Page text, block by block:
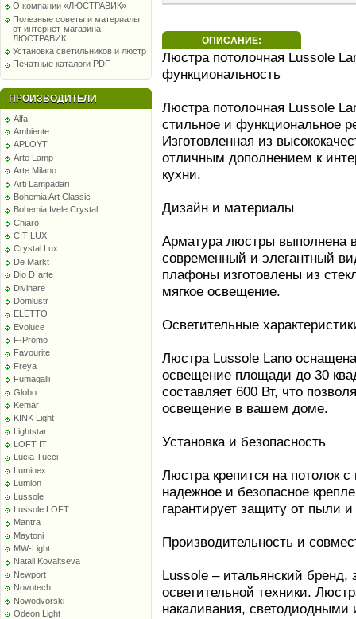
О компании «ЛЮСТРАВИК»
Полезные советы и материалы
от интернет-магазина
ЛЮСТРАВИК
Установка светильников и люстр
Печатные каталоги PDF
ПРОИЗВОДИТЕЛИ
Alfa
Ambiente
APLOYT
Arte Lamp
Arte Milano
Arti Lampadari
Bohemia Art Classic
Bohemia Ivele Crystal
Chiaro
CITILUX
Crystal Lux
De Markt
Dio D`arte
Divinare
Domlustr
ELETTO
Evoluce
F-Promo
Favourite
Freya
Fumagalli
Globo
Kemar
KINK Light
Lightstar
LOFT IT
Lucia Tucci
Luminex
Lumion
Lussole
Lussole LOFT
Mantra
Maytoni
MW-Light
Natali Kovaltseva
Newport
Novotech
Nowodvorski
Odeon Light
ОПИСАНИЕ:
Люстра потолочная Lussole
функциональность
Люстра потолочная Lussole
стильное и функциональное
Изготовленная из
отличным дополнением к
кухни.
Дизайн и материалы
Арматура люстры выполнена
современный и элегантный
плафоны изготовлены из
мягкое освещение.
Осветительные
Люстра Lussole Lano
освещение площади до 30
составляет 600 Вт, что
освещение в вашем доме.
Установка и безопасность
Люстра крепится на потолок
надежное и безопасное
гарантирует защиту от пыли и
Производительность и
Lussole – итальянский
осветительной техники.
накаливания,